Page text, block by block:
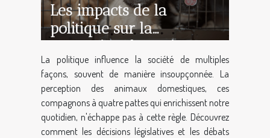
Les impacts de la
politique sur la
perception des animaux
domestiques
La politique influence la société de multiples
façons, souvent de manière insoupçonnée. La
perception des animaux domestiques, ces
compagnons à quatre pattes qui enrichissent notre
quotidien, n'échappe pas à cette règle. Découvrez
comment les décisions législatives et les débats